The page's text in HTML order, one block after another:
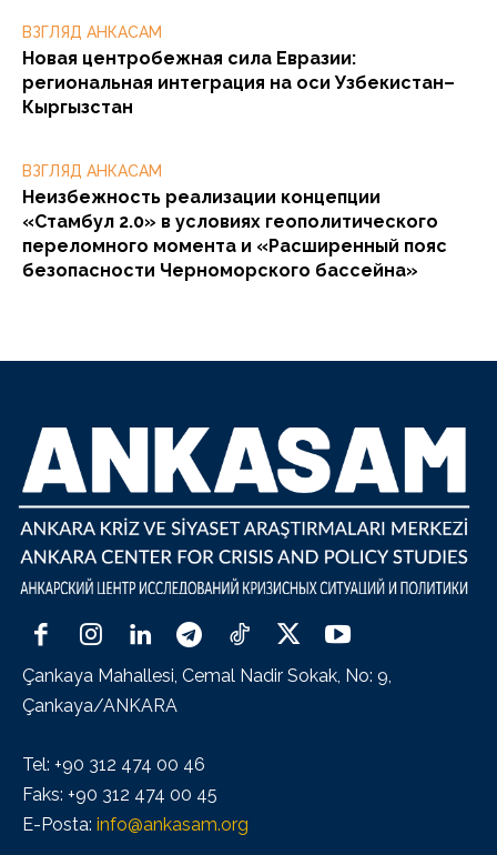
ВЗГЛЯД АНКАСАМ
Новая центробежная сила Евразии:
региональная интеграция на оси Узбекистан–
Кыргызстан
ВЗГЛЯД АНКАСАМ
Неизбежность реализации концепции
«Стамбул 2.0» в условиях геополитического
переломного момента и «Расширенный пояс
безопасности Черноморского бассейна»
Çankaya Mahallesi, Cemal Nadir Sokak, No: 9,
Çankaya/ANKARA
Tel: +90 312 474 00 46
Faks: +90 312 474 00 45
E-Posta: info@ankasam.org